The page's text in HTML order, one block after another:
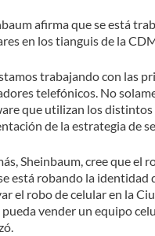
afirma que se está
en los tianguis de la
trabajando con las
telefónicos. No
que utilizan los distintos
de la estrategia de
Sheinbaum, cree que el
está robando la identidad
el robo de celular en la
pueda vender un equipo